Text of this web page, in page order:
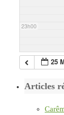
23h00
25
Articles